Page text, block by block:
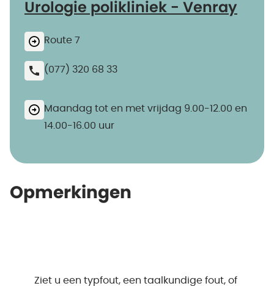
Urologie polikliniek - Venray
Route 7
(077) 320 68 33
Maandag tot en met vrijdag 9.00-12.00 en
14.00-16.00 uur
Opmerkingen
Ziet u een typfout, een taalkundige fout, of